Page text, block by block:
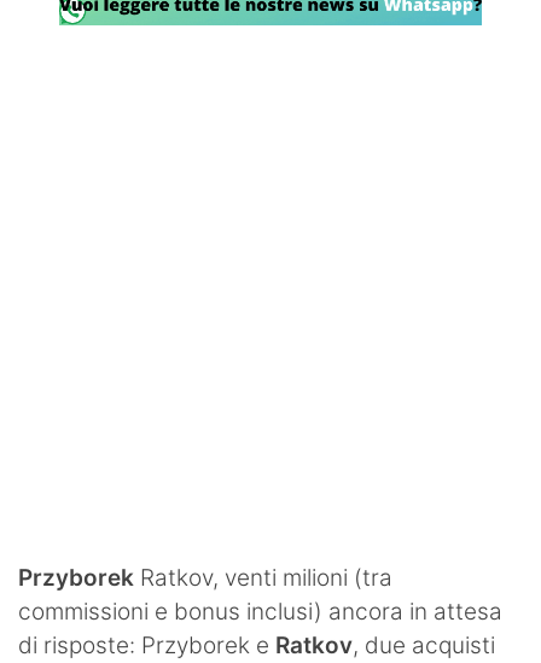
Przyborek Ratkov, venti milioni (tra
commissioni e bonus inclusi) ancora in attesa
di risposte: Przyborek e Ratkov, due acquisti